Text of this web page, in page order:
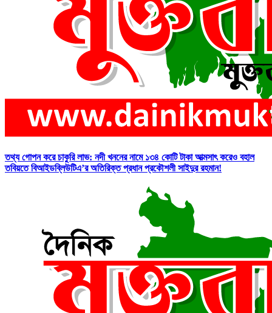
তথ্য গোপন করে চাকুরি লাভ: নদী খননের নামে ১৩৪ কোটি টাকা আত্মসাৎ করেও বহাল
তবিয়তে বিআইডব্লিউটিএ’র অতিরিক্ত প্রধান প্রকৌশলী সাইদুর রহমান!